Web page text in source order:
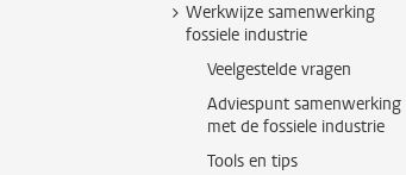
Werkwijze samenwerking
fossiele industrie
Veelgestelde vragen
Adviespunt samenwerking
met de fossiele industrie
Tools en tips